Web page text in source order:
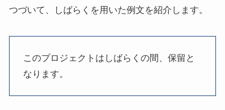
つづいて、しばらくを用いた例文を紹介します。
このプロジェクトはしばらくの間、保留と
なります。